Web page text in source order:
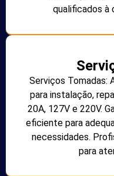
qualificados à
Serviços Tomadas:
para instalação,
20A, 127V e 220V.
eficiente para
necessidades.
para